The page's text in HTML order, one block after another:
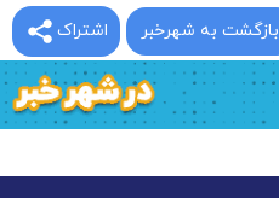
اشتراک بازگشت به شهرخبر